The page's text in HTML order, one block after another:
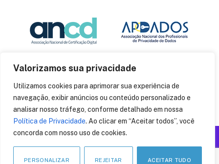
Valorizamos sua privacidade
Utilizamos cookies para aprimorar sua experiência de
navegação, exibir anúncios ou conteúdo personalizado e
analisar nosso tráfego, conforme detalhado em nossa
Política de Privacidade. Ao clicar em “Aceitar todos”, você
concorda com nosso uso de cookies.
PERSONALIZAR REJEITAR ACEITAR TUDO
© 2014CryptoID. Todos os direitos reservados.